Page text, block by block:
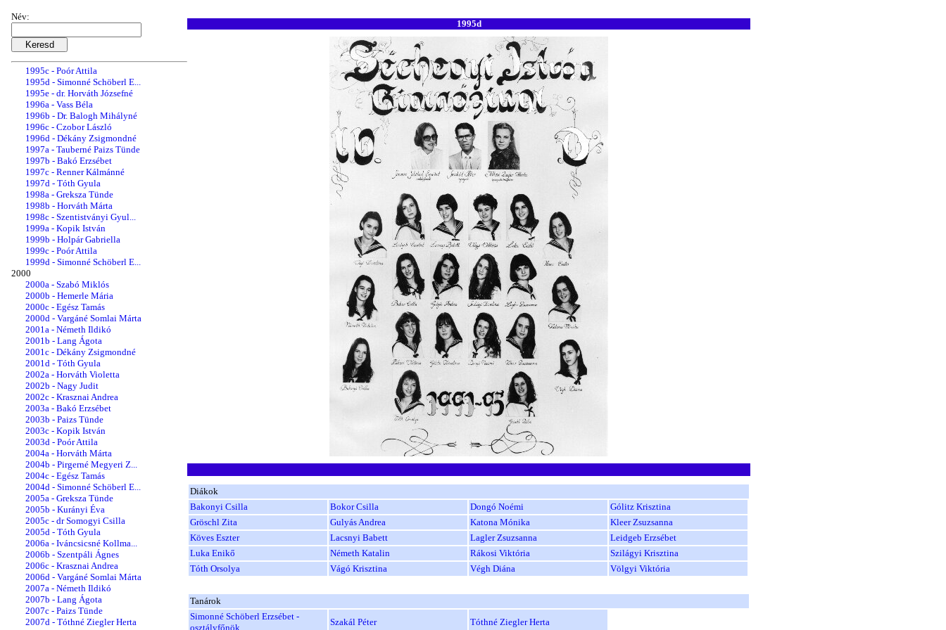
Név:1994b - Dr. Szentistványi ...
1994c - Kopik István
1994d - Szabó Miklós
1995a - Lang Ágota
1995b - Vargáné Somlai Márta
1995c - Poór Attila
1995d - Simonné Schöberl E...
1995e - dr. Horváth Józsefné
1996a - Vass Béla
1996b - Dr. Balogh Mihályné
1996c - Czobor László
1996d - Dékány Zsigmondné
1997a - Tauberné Paizs Tünde
1997b - Bakó Erzsébet
1997c - Renner Kálmánné
1997d - Tóth Gyula
1998a - Greksza Tünde
1998b - Horváth Márta
1998c - Szentistványi Gyul...
1999a - Kopik István
1999b - Holpár Gabriella
1999c - Poór Attila
1999d - Simonné Schöberl E...
2000
2000a - Szabó Miklós
2000b - Hemerle Mária
2000c - Egész Tamás
2000d - Vargáné Somlai Márta
2001a - Németh Ildikó
2001b - Lang Ágota
2001c - Dékány Zsigmondné
2001d - Tóth Gyula
2002a - Horváth Violetta
2002b - Nagy Judit
2002c - Krasznai Andrea
2003a - Bakó Erzsébet
2003b - Paizs Tünde
2003c - Kopik István
2003d - Poór Attila
2004a - Horváth Márta
2004b - Pirgerné Megyeri Z...
2004c - Egész Tamás
2004d - Simonné Schöberl E...
2005a - Greksza Tünde
2005b - Kurányi Éva
2005c - dr Somogyi Csilla
2005d - Tóth Gyula
2006a - Iváncsicsné Kollma...
2006b - Szentpáli Ágnes
2006c - Krasznai Andrea
2006d - Vargáné Somlai Márta
2007a - Németh Ildikó
2007b - Lang Ágota
2007c - Paizs Tünde
2007d - Tóthné Ziegler Herta
1995d
Diákok
Bakonyi Csilla
Bokor Csilla Dongó Noémi
Gólitz Krisztina
Gröschl Zita
Gulyás Andrea Katona Mónika
Kleer Zsuzsanna
Köves Eszter
Lacsnyi Babett Lagler Zsuzsanna
Leidgeb Erzsébet
Luka Enikő
Németh Katalin Rákosi Viktória
Szilágyi Krisztina
Tóth Orsolya
Vágó Krisztina Végh Diána Völgyi Viktória
Tanárok
Simonné Schöberl Erzsébet -
osztályfőnök
Szakál Péter Tóthné Ziegler Herta